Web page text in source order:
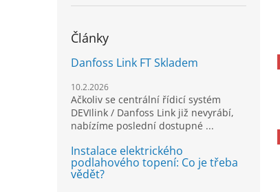
Články
Danfoss Link FT Skladem
10.2.2026
Ačkoliv se centrální řídicí systém
DEVIlink / Danfoss Link již nevyrábí,
nabízíme poslední dostupné ...
Instalace elektrického
podlahového topení: Co je třeba
vědět?